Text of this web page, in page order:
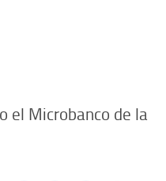
el Microbanco de la